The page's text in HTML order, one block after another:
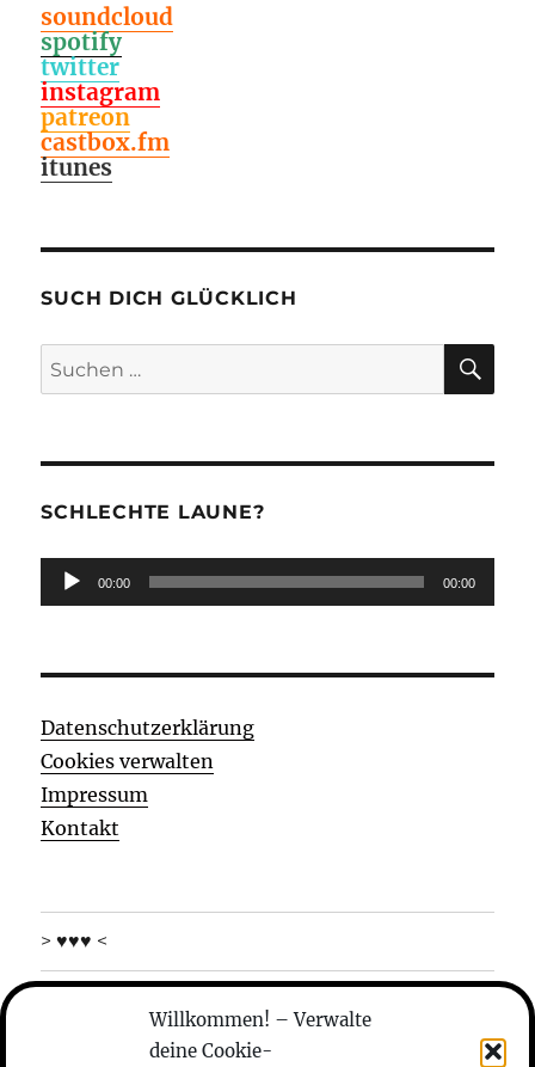
Willkommen! – Verwalte
deine Cookie-
soundcloud
spotify
twitter
instagram
patreon
castbox.fm
itunes
SUCH DICH GLÜCKLICH
Suchen
nach:
SCHLECHTE LAUNE?
Audio-
Player
00:00 00:00
Datenschutzerklärung
Cookies verwalten
Impressum
Kontakt
> ♥♥♥ <
wer sind die